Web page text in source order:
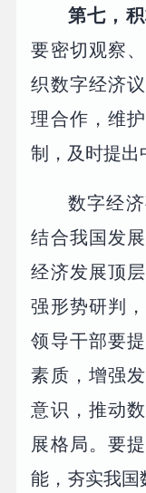
第七，
要密切观察
织数字经济
理合作，维
制，及时提出
数字经
结合我国发
经济发展顶
强形势研判
领导干部要
素质，增强
意识，推动
展格局。要
能，夯实我国